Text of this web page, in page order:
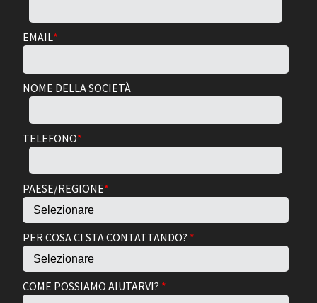
EMAIL*
NOME DELLA SOCIETÀ
TELEFONO*
PAESE/REGIONE*
PER COSA CI STA CONTATTANDO? *
COME POSSIAMO AIUTARVI? *